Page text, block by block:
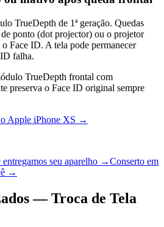
TrueDepth de 1ª geração. Quedas
ponto (dot projector) ou o projetor
Face ID. A tela pode permanecer
falha.
TrueDepth frontal com
preserva o Face ID original sempre
Apple iPhone XS →
seu aparelho →Conserto em
→
— Troca de Tela